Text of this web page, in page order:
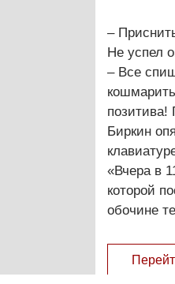
–
Не успел
– Все
позитива!
Биркин
«Вчера в
которой
обочине